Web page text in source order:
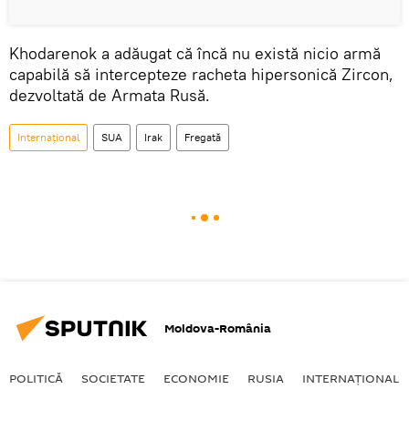
Khodarenok a adăugat că încă nu există nicio armă
capabilă să intercepteze racheta hipersonică Zircon,
dezvoltată de Armata Rusă.
Internaţional SUA Irak Fregată
Moldova-România
POLITICĂ SOCIETATE ECONOMIE RUSIA INTERNAŢIONAL